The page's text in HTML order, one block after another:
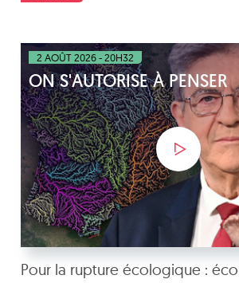
2 AOÛT 2026 - 20H32
ON S'AUTORISE À PENSER
Pour la rupture écologique :